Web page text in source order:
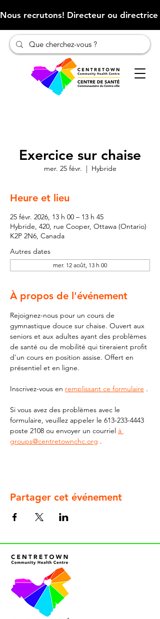
Nous recrutons! Directeur ou
Exercice sur chaise
mer. 25 févr.
  |
Hybride
Heure et lieu
25 févr. 2026, 13 h 00 – 13 h 45
Hybride, 420, rue Cooper, Ottawa (Ontario)
K2P 2N6, Canada
Autres dates
mer. 12 août, 13 h 00
À propos de l'événement
Rejoignez-nous pour un cours de
gymnastique douce sur chaise. Ouvert aux
seniors et aux adultes ayant des problèmes
de santé ou de mobilité qui tireraient profit
d'un cours en position assise. Offert en
présentiel et en ligne.
Inscrivez-vous en remplissant ce formulaire .
Si vous avez des problèmes avec le
formulaire, veuillez appeler le 613-233-4443
poste 2108 ou envoyer un courriel à
groups@centretownchc.org .
Partager cet événement